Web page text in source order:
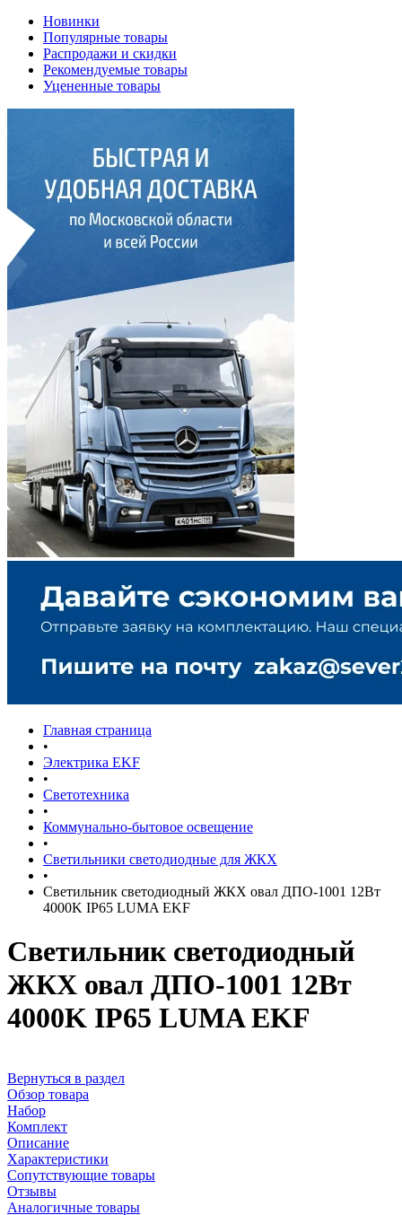
Новинки
Популярные товары
Распродажи и скидки
Рекомендуемые товары
Уцененные товары
Главная страница
•
Электрика EKF
•
Светотехника
•
Коммунально-бытовое освещение
•
Светильники светодиодные для ЖКХ
•
Светильник светодиодный ЖКХ овал ДПО-1001 12Вт
4000K IP65 LUMA EKF
Светильник светодиодный
ЖКХ овал ДПО-1001 12Вт
4000K IP65 LUMA EKF
Вернуться в раздел
Обзор товара
Набор
Комплект
Описание
Характеристики
Сопутствующие товары
Отзывы
Аналогичные товары